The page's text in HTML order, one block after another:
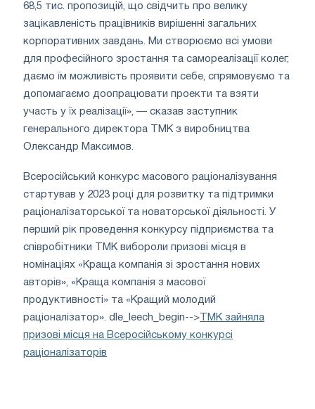
68,5 тис. пропозицій, що свідчить про велику
зацікавленість працівників вирішенні загальних
корпоративних завдань. Ми створюємо всі умови
для професійного зростання та самореалізації колег,
даємо їм можливість проявити себе, спрямовуємо та
допомагаємо доопрацювати проекти та взяти
участь у їх реалізації», — сказав заступник
генерального директора ТМК з виробництва
Олександр Максимов.
Всеросійський конкурс масового раціоналізування
стартував у 2023 році для розвитку та підтримки
раціоналізаторської та новаторської діяльності. У
перший рік проведення конкурсу підприємства та
співробітники ТМК вибороли призові місця в
номінаціях «Краща компанія зі зростання нових
авторів», «Краща компанія з масової
продуктивності» та «Кращий молодий
раціоналізатор». dle_leech_begin--> ТМК зайняла
призові місця на Всеросійському конкурсі
раціоналізаторів